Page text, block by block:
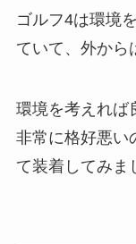
ゴルフ4は環境
ていて、外から
環境を考えれば
非常に格好悪い
て装着してみま